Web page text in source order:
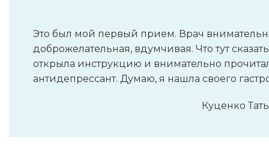
Это был мой первый прием. Врач
доброжелательная, вдумчивая. Что тут
открыла инструкцию и внимательно
антидепрессант. Думаю, я нашла своего
Куценко